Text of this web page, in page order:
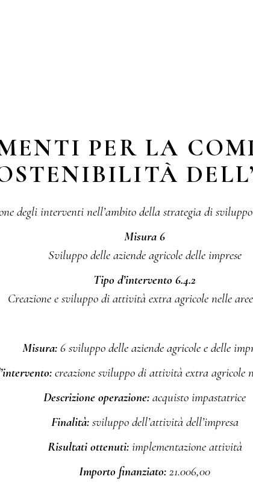
PER LA
degli interventi nell’ambito della strategia di
Misura 6
Sviluppo delle aziende agricole delle imprese
Tipo d’intervento 6.4.2
Creazione e sviluppo di attività extra agricole nelle
Misura: 6 sviluppo delle aziende agricole e delle
creazione sviluppo di attività extra agricole
Descrizione operazione: acquisto impastatrice
Finalità:sviluppo dell’attività dell’impresa
Risultati ottenuti:implementazione attività
Importo finanziato: 21.006,00